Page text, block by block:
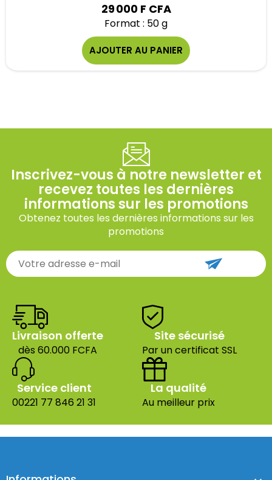
29 000 F CFA
Format : 50 g
AJOUTER AU PANIER
Inscrivez-vous à notre newsletter et
recevez toutes les dernières
informations sur les promotions
Obtenez toutes les dernières informations sur les
promotions
Livraison offerte
dès 60.000 FCFA
Site sécurisé
Par un certificat SSL
Service client
00221 77 846 21 31
La qualité
Au meilleur prix